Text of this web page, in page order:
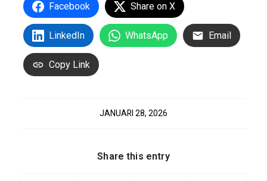
Facebook Share on X
LinkedIn WhatsApp Email
Copy Link
JANUARI 28, 2026
Share this entry